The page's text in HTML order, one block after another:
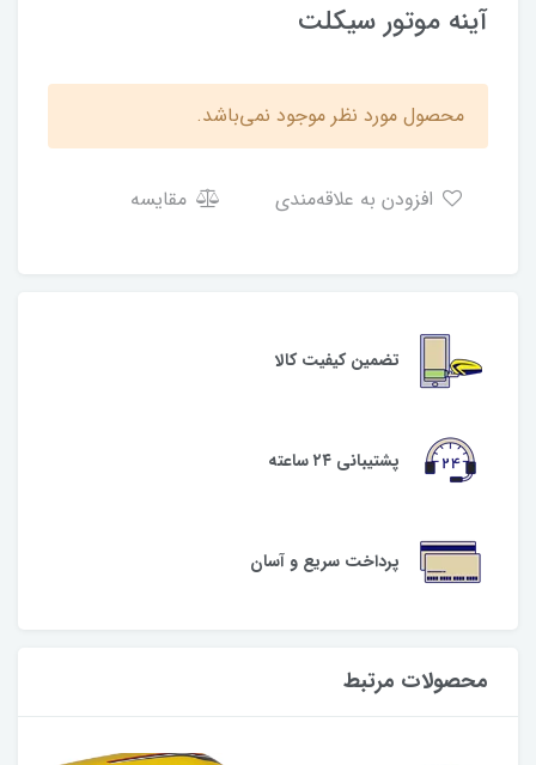
آینه موتور سیکلت
محصول مورد نظر موجود نمی‌باشد.
مقایسه
تضمین کیفیت کالا
پشتیبانی ۲۴ ساعته
پرداخت سریع و آسان
محصولات مرتبط